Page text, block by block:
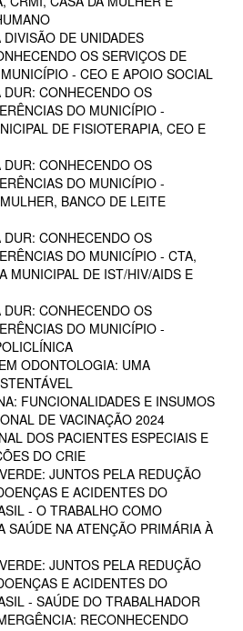
DE UNIDADES
OS SERVIÇOS DE
- CEO E APOIO SOCIAL
DUR: CONHECENDO OS
DO MUNICÍPIO -
DE FISIOTERAPIA, CEO E
DUR: CONHECENDO OS
DO MUNICÍPIO -
BANCO DE LEITE
DUR: CONHECENDO OS
DO MUNICÍPIO - CTA,
MUNICIPAL DE IST/HIV/AIDS E
DUR: CONHECENDO OS
DO MUNICÍPIO -
ODONTOLOGIA: UMA
FUNCIONALIDADES E INSUMOS
DE VACINAÇÃO 2024
DOS PACIENTES ESPECIAIS E
DO CRIE
JUNTOS PELA REDUÇÃO
E ACIDENTES DO
- O TRABALHO COMO
SAÚDE NA ATENÇÃO PRIMÁRIA À
JUNTOS PELA REDUÇÃO
E ACIDENTES DO
- SAÚDE DO TRABALHADOR
RECONHECENDO